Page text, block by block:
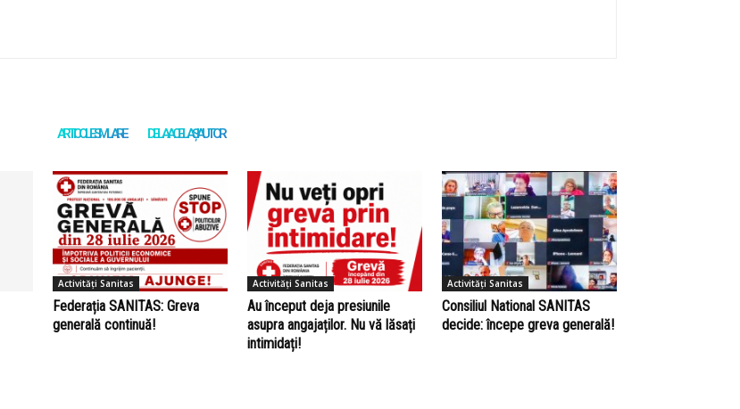
ARTICOLE SIMILARE DE LA ACELAȘI AUTOR
Activități Sanitas
Federația SANITAS: Greva
generală continuă!
Activități Sanitas
Au început deja presiunile
asupra angajaților. Nu vă lăsați
intimidați!
Activități Sanitas
Consiliul National SANITAS
decide: începe greva generală!